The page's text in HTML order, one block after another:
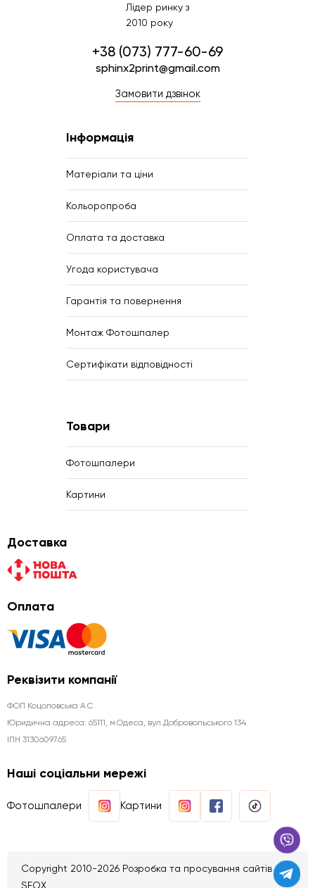
Лідер ринку з
2010 року
+38 (073) 777-60-69
sphinx2print@gmail.com
Замовити дзвінок
Інформація
Матеріали та ціни
Кольоропроба
Оплата та доставка
Угода користувача
Гарантія та повернення
Монтаж Фотошпалер
Сертифікати відповідності
Товари
Фотошпалери
Картини
Доставка
Оплата
Реквізити компанії
ФОП Коцоловська А.С.
Юридична aдреса: 65111, м.Одеса, вул.Добровольського 134
ІПН 3130609765
Наші соціальни мережі
Фотошпалери Картини
Copyright 2010-2026 Розробка та просування сайтів
SEOX